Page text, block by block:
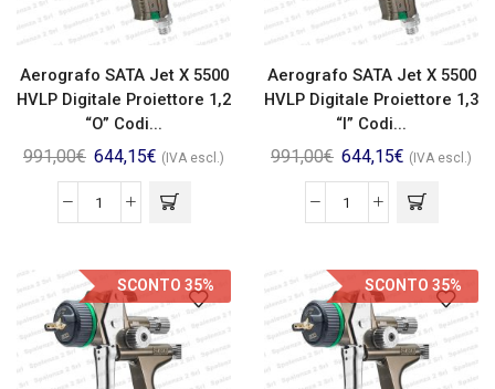
Aerografo SATA Jet X 5500
HVLP Digitale Proiettore 1,2
“O” Codi...
991,00€ 644,15€ (IVA escl.)
Aerografo SATA Jet X 5500
HVLP Digitale Proiettore 1,3
“I” Codi...
991,00€ 644,15€ (IVA escl.)
SCONTO 35% SCONTO 35%